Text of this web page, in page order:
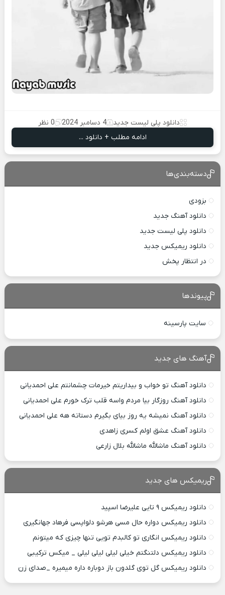
دانلود پلی لیست جدید 4 دسامبر 2024
0 نظر
ادامه مطلب + دانلود ...
دسته‌بندی‌ها
بزودی
دانلود آهنگ جدید
دانلود پلی لیست جدید
دانلود ریمیکس جدید
در انتظار پخش
پیوندها
سایت پارسینه
آهنگ های جدید
دانلود آهنگ تو خواب و بیداریتم خیرمات چشمانتم علی احمدیانی
دانلود آهنگ روزگار بیا مردم واسه قلب ترک خورم علی احمدیانی
دانلود آهنگ نمیشه یه روز بیای بگیرم دستاته هه علی احمدیانی
دانلود آهنگ عشق اولم کسری زاهدی
دانلود آهنگ ماشالله ماشالله بلال زارعی
ریمیکس های جدید
دانلود ریمیکس ۹ تایی علیرضا اسپید
دانلود ریمیکس دواره حال مسی هرشو دلواپسی فرهاد جهانگیری
دانلود ریمیکس انگاری تو کالبدم تویی تنها چیزی که میتونم
دانلود ریمیکس دلتنگتم خیلی لیلی لیلی لیلی _ میکس ترکیبی
دانلود ریمیکس گل توی گلدون باز دوباره داره میمیره _صدای زن